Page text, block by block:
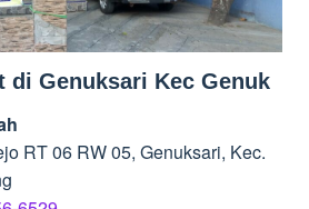
di Genuksari Kec Genuk
RT 06 RW 05, Genuksari, Kec.